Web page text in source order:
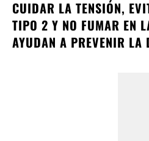
CUIDAR LA TENSIÓN,
TIPO 2 Y NO FUMAR EN
AYUDAN A PREVENIR LA